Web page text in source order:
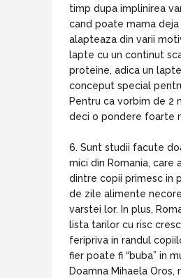
timp dupa implinirea
cand poate mama deja
alapteaza din varii
lapte cu un continut
proteine, adica un
conceput special
Pentru ca vorbim de 2
deci o pondere foarte
6. Sunt studii facute
mici din Romania, care
dintre copii primesc in
de zile alimente
varstei lor. In plus,
lista tarilor cu risc
feripriva in randul
fier poate fi “buba” in
Doamna Mihaela Oros,